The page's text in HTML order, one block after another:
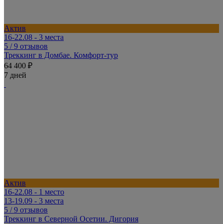
Актив
16-22.08 - 3 места
5 / 9 отзывов
Треккинг в Домбае. Комфорт-тур
64 400 ₽
7 дней
Актив
16-22.08 - 1 место
13-19.09 - 3 места
5 / 9 отзывов
Треккинг в Северной Осетии. Дигория